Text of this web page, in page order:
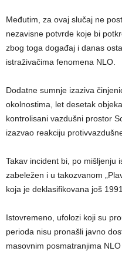
Međutim, za ovaj slučaj ne
nezavisne potvrde koje bi
zbog toga događaj i danas
istraživačima fenomena NLO.
Dodatne sumnje izaziva
okolnostima, let desetak
kontrolisani vazdušni prostor
izazvao reakciju
Takav incident bi, po mišljenju
zabeležen i u takozvanom
koja je deklasifikovana još
Istovremeno, ufolozi koji su
perioda nisu pronašli javno
masovnim posmatranjima